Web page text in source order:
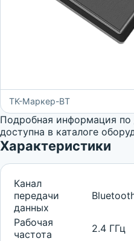
TK-Маркер-BT
Подробная информация по
доступна в каталоге
Характеристики
Канал
передачи
данных
Рабочая
частота
2.4 ГГц